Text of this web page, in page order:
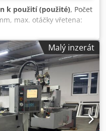
k použití (použité), Počet
max. otáčky vřetena:
na místě je možná.
Malý inzerát